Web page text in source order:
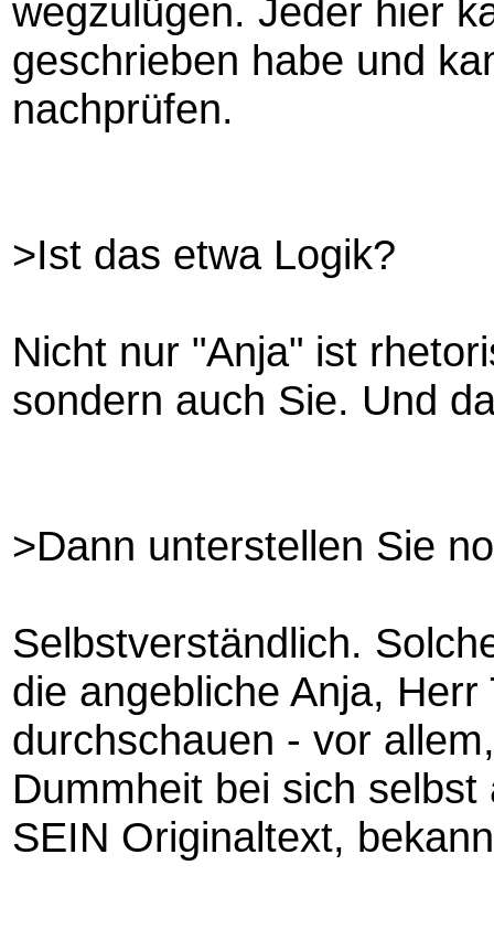
wegzulügen. Jeder hier
geschrieben habe und
nachprüfen.
>Ist das etwa Logik?
Nicht nur "Anja" ist
sondern auch Sie. Und
>Dann unterstellen Sie
Selbstverständlich.
die angebliche Anja,
durchschauen - vor
Dummheit bei sich
SEIN Originaltext,